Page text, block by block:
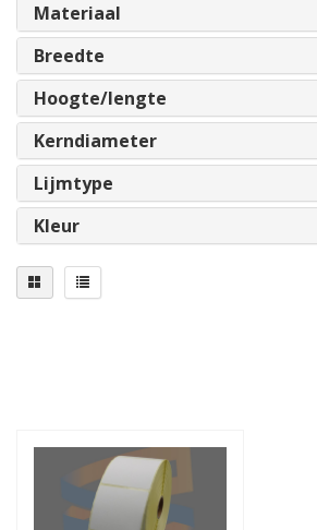
Materiaal
Breedte
Hoogte/lengte
Kerndiameter
Lijmtype
Kleur